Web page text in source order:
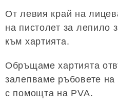
От левия край на
на пистолет за лепило
към хартията.
Обръщаме хартията
залепваме ръбовете на
с помощта на PVA.